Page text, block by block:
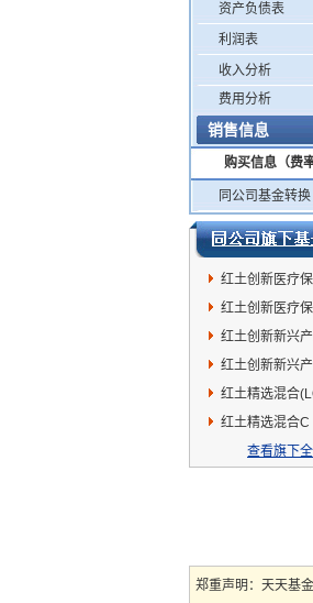
资产负债表
利润表
收入分析
费用分析
销售信息
购买信息（费率
同公司基金转换
红土创新医疗
红土创新医疗
红土创新新兴
红土创新新兴
红土精选混合
红土精选混合C
查看旗下
郑重声明：天天基